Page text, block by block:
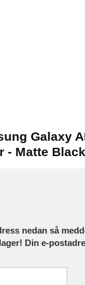
Galaxy
- Matte Black
nedan så
Din e-